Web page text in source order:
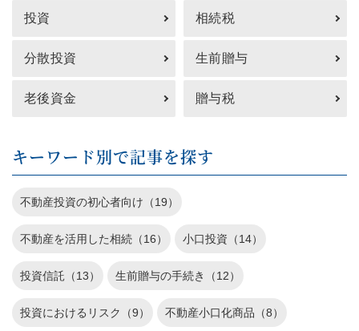
投資 相続税
分散投資 生前贈与
老後資金 贈与税
キーワード別で記事を探す
不動産投資の初心者向け（19）
不動産を活用した相続（16） 小口投資（14）
投資信託（13） 生前贈与の手続き（12）
投資におけるリスク（9） 不動産小口化商品（8）